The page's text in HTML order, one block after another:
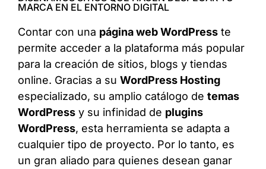
MARCA EN EL ENTORNO DIGITAL
Contar con una página web WordPress te
permite acceder a la plataforma más popular
para la creación de sitios, blogs y tiendas
online. Gracias a su WordPress Hosting
especializado, su amplio catálogo de temas
WordPress y su infinidad de plugins
WordPress, esta herramienta se adapta a
cualquier tipo de proyecto. Por lo tanto, es
un gran aliado para quienes desean ganar